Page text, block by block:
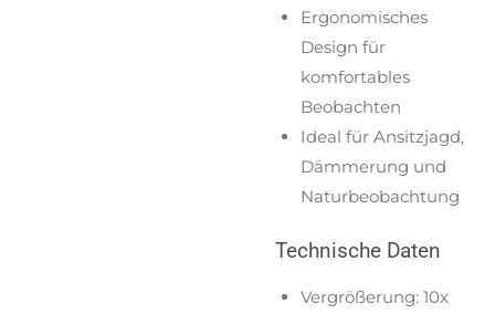
Ergonomisches
Design für
komfortables
Beobachten
Ideal für Ansitzjagd,
Dämmerung und
Naturbeobachtung
Technische Daten
Vergrößerung: 10x